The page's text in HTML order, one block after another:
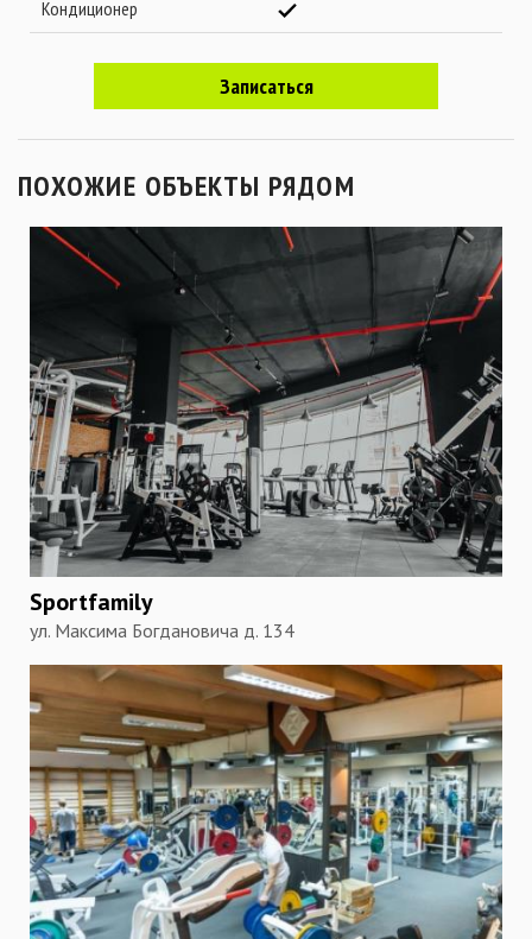
Кондиционер
Записаться
ПОХОЖИЕ ОБЪЕКТЫ РЯДОМ
Sportfamily
ул. Максима Богдановича д. 134